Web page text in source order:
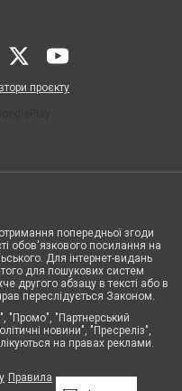
проєкту
попередньої згоди
обов'язкового посилання на
Для інтернет-видань
для пошукових систем
другого абзацу в тексті або в
переслідується Законом.
"Промо", "Партнерський
новини", "Пресреліз",
на правах реклами.
Правила